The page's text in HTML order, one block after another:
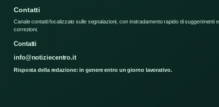
Contatti
Canale contatti focalizzato sulle segnalazioni, con instradamento rapido di suggerimenti e
correzioni.
Contatti
info@notiziecentro.it
Risposta della redazione: in genere entro un giorno lavorativo.